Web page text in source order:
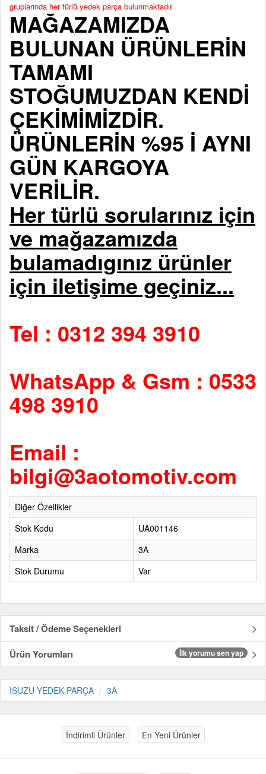
gruplarında her türlü yedek parça bulunmaktadır
MAĞAZAMIZDA
BULUNAN ÜRÜNLERİN
TAMAMI
STOĞUMUZDAN KENDİ
ÇEKİMİMİZDİR.
ÜRÜNLERİN %95 İ AYNI
GÜN KARGOYA
VERİLİR.
Her türlü sorularınız için
ve mağazamızda
bulamadıgınız ürünler
için iletişime geçiniz...
Tel : 0312 394 3910
WhatsApp & Gsm : 0533
498 3910
Email :
bilgi@3aotomotiv.com
Diğer Özellikler
Stok Kodu
UA001146
Marka
3A
Stok Durumu
Var
Taksit / Ödeme Seçenekleri
Ürün Yorumları
İlk yorumu sen yap
ISUZU YEDEK PARÇA 3A
İndirimli Ürünler En Yeni Ürünler